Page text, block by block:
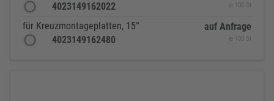
4023149162022
je 100 St
für Kreuzmontageplatten, 15°
4023149162480
auf Anfrage
je 100 St